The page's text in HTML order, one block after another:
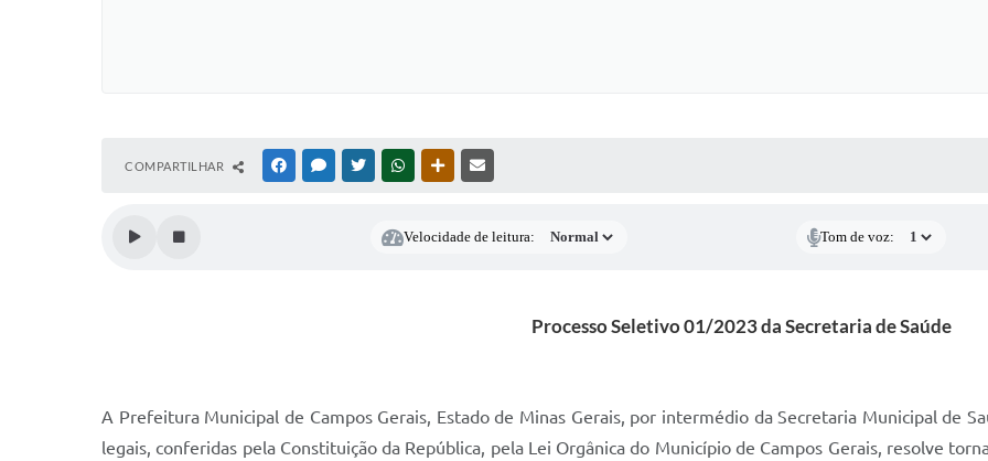
COMPARTILHAR FACEBOOKMESSENGER
TWITTERWHATSAPPOUTRAS MÍDIAS
Velocidade de leitura: Tom de voz:
Processo Seletivo 01/2023 da Secretaria de Saúde
A Prefeitura Municipal de Campos Gerais, Estado de Minas Gerais, por intermédio da Secretaria Municipal de
legais, conferidas pela Constituição da República, pela Lei Orgânica do Município de Campos Gerais, resolve